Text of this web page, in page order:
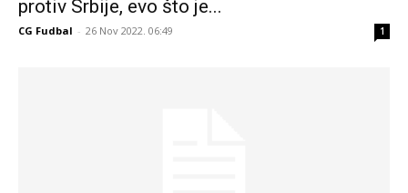
protiv Srbije, evo što je...
CG Fudbal - 26 Nov 2022. 06:49 1